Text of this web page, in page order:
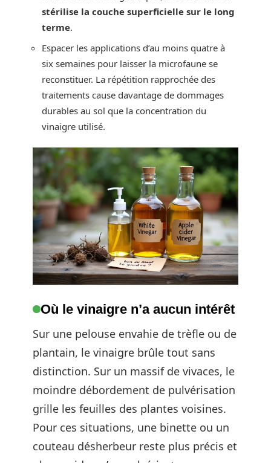
stérilise la couche superficielle sur le long
terme.
Espacer les applications d’au moins quatre à
six semaines pour laisser la microfaune se
reconstituer. La répétition rapprochée des
traitements cause davantage de dommages
durables au sol que la concentration du
vinaigre utilisé.
Où le vinaigre n’a aucun intérêt
Sur une pelouse envahie de trèfle ou de
plantain, le vinaigre brûle tout sans
distinction. Sur un massif de vivaces, le
moindre débordement de pulvérisation
grille les feuilles des plantes voisines.
Pour ces situations, une binette ou un
couteau désherbeur reste plus précis et